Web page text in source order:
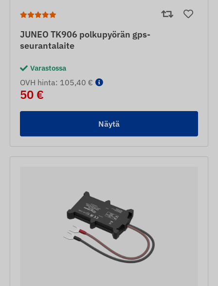
JUNEO TK906 polkupyörän gps-
seurantalaite
Varastossa
OVH hinta: 105,40 €
50 €
Näytä